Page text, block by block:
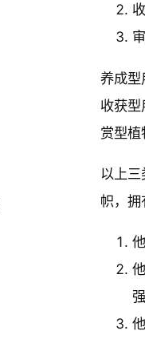
养成型
收获
赏型植
以上
帜，拥